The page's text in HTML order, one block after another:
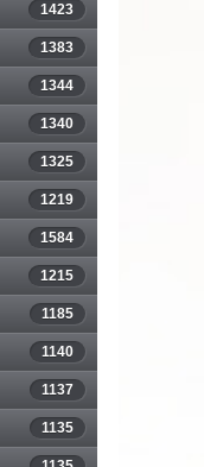
1423
1383
1344
1340
1325
1219
1584
1215
1185
1140
1137
1135